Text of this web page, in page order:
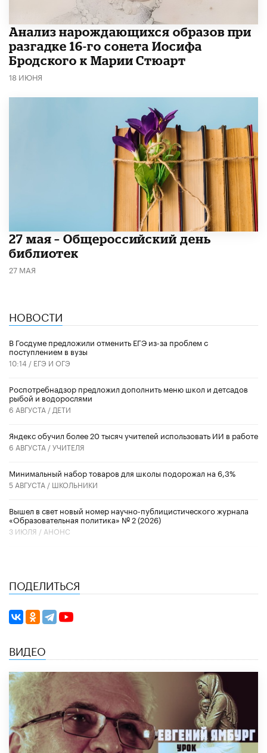
Анализ нарождающихся образов при
разгадке 16-го сонета Иосифа
Бродского к Марии Стюарт
18 ИЮНЯ
​27 мая – Общероссийский день
библиотек
27 МАЯ
НОВОСТИ
В Госдуме предложили отменить ЕГЭ из-за проблем с
поступлением в вузы
10:14 / ЕГЭ И ОГЭ
Роспотребнадзор предложил дополнить меню школ и детсадов
рыбой и водорослями
6 АВГУСТА / ДЕТИ
​Яндекс обучил более 20 тысяч учителей использовать ИИ в работе
6 АВГУСТА /УЧИТЕЛЯ
Минимальный набор товаров для школы подорожал на 6,3%
5 АВГУСТА / ШКОЛЬНИКИ
Вышел в свет новый номер научно-публицистического журнала
«Образовательная политика» № 2 (2026)
3 ИЮЛЯ / АНОНС
ПОДЕЛИТЬСЯ
ВИДЕО